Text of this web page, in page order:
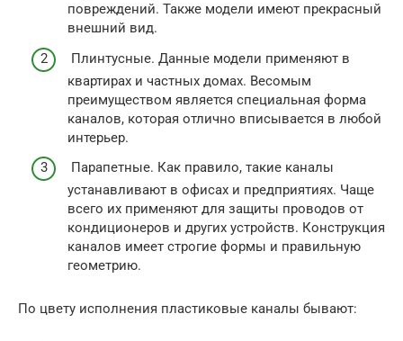
повреждений. Также модели имеют прекрасный
внешний вид.
Плинтусные. Данные модели применяют в
квартирах и частных домах. Весомым
преимуществом является специальная форма
каналов, которая отлично вписывается в любой
интерьер.
Парапетные. Как правило, такие каналы
устанавливают в офисах и предприятиях. Чаще
всего их применяют для защиты проводов от
кондиционеров и других устройств. Конструкция
каналов имеет строгие формы и правильную
геометрию.
По цвету исполнения пластиковые каналы бывают: